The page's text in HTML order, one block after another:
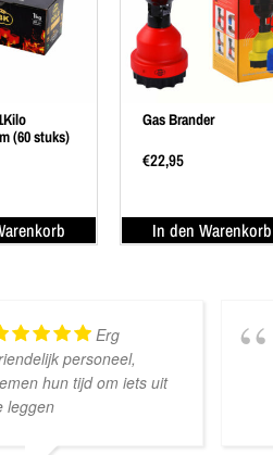
(60 stuks)
Gas Brander
€22,95
In den Warenkorb
Erg
personeel,
hun tijd om iets uit
leggen